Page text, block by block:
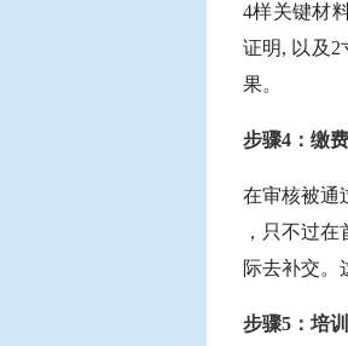
4样关键材
证明, 以及2
果。
步骤4：缴
在审核被通
，只不过
际去补交。
步骤5：培